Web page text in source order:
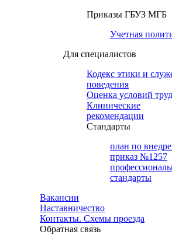
Приказы ГБУЗ МГБ
Учетная
Для специалистов
Кодекс этики и
поведения
Оценка условий
Клинические
рекомендации
Cтандарты
план по
приказ №1257
стандарты
Вакансии
Наставничество
Контакты. Схемы проезда
Обратная связь